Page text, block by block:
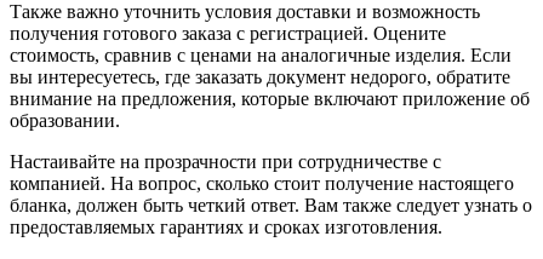
Также важно уточнить условия доставки и возможность
получения готового заказа с регистрацией. Оцените
стоимость, сравнив с ценами на аналогичные изделия. Если
вы интересуетесь, где заказать документ недорого, обратите
внимание на предложения, которые включают приложение об
образовании.
Настаивайте на прозрачности при сотрудничестве с
компанией. На вопрос, сколько стоит получение настоящего
бланка, должен быть четкий ответ. Вам также следует узнать о
предоставляемых гарантиях и сроках изготовления.